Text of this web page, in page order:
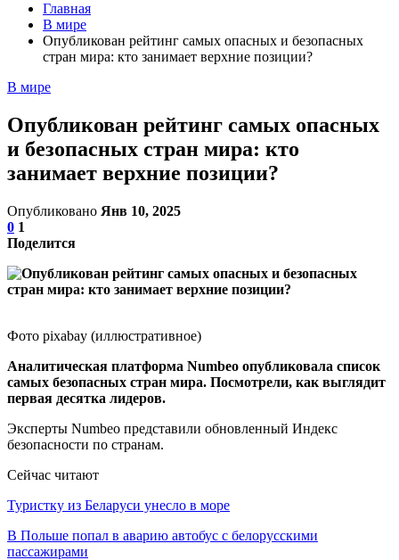
Главная
В мире
Опубликован рейтинг самых опасных и безопасных
стран мира: кто занимает верхние позиции?
В мире
Опубликован рейтинг самых опасных
и безопасных стран мира: кто
занимает верхние позиции?
Опубликовано Янв 10, 2025
0 1
Поделится
Фото pixabay (иллюстративное)
Аналитическая платформа Numbeo опубликовала список
самых безопасных стран мира. Посмотрели, как выглядит
первая десятка лидеров.
Эксперты Numbeo представили обновленный Индекс
безопасности по странам.
Сейчас читают
Туристку из Беларуси унесло в море
В Польше попал в аварию автобус с белорусскими
пассажирами